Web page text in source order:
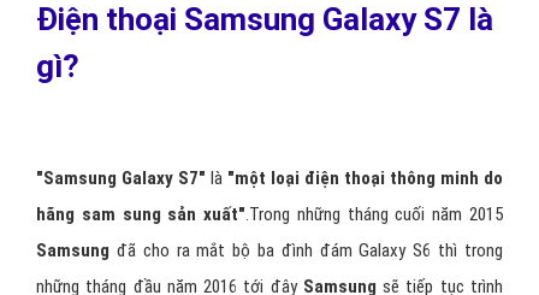
Điện thoại Samsung Galaxy S7 là
gì?
"Samsung Galaxy S7" là "một loại điện thoại thông minh do
hãng sam sung sản xuất".Trong những tháng cuối năm 2015
Samsung đã cho ra mắt bộ ba đình đám Galaxy S6 thì trong
những tháng đầu năm 2016 tới đâySamsung sẽ tiếp tục trình